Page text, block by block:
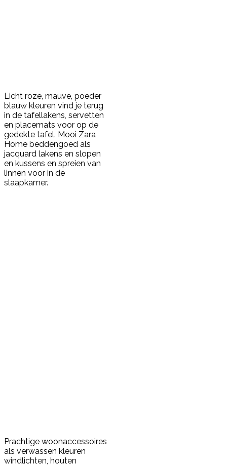
Licht roze, mauve, poeder
blauw kleuren vind je terug
in de tafellakens, servetten
en placemats voor op de
gedekte tafel. Mooi Zara
Home beddengoed als
jacquard lakens en slopen
en kussens en spreien van
linnen voor in de
slaapkamer.
Prachtige woonaccessoires
als verwassen kleuren
windlichten, houten